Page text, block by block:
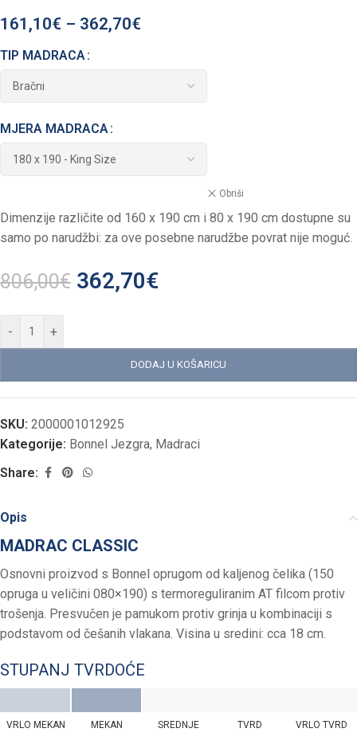
161,10€ – 362,70€
TIP MADRACA
MJERA MADRACA
Obriši
Dimenzije različite od 160 x 190 cm i 80 x 190 cm dostupne su
samo po narudžbi: za ove posebne narudžbe povrat nije moguć.
806,00€ 362,70€
- +
DODAJ U KOŠARICU
SKU: 2000001012925
Kategorije: Bonnel Jezgra, Madraci
Share:
Opis
MADRAC CLASSIC
Osnovni proizvod s Bonnel oprugom od kaljenog čelika (150
opruga u veličini 080×190) s termoreguliranim AT filcom protiv
trošenja. Presvučen je pamukom protiv grinja u kombinaciji s
podstavom od češanih vlakana. Visina u sredini: cca 18 cm.
STUPANJ TVRDOĆE
VRLO MEKAN MEKAN SREDNJE TVRD VRLO TVRD